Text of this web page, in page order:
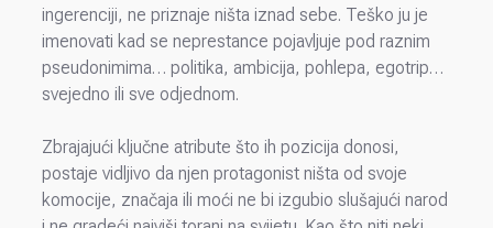
ingerenciji, ne priznaje ništa iznad sebe. Teško ju je
imenovati kad se neprestance pojavljuje pod raznim
pseudonimima… politika, ambicija, pohlepa, egotrip…
svejedno ili sve odjednom.
Zbrajajući ključne atribute što ih pozicija donosi,
postaje vidljivo da njen protagonist ništa od svoje
komocije, značaja ili moći ne bi izgubio slušajući narod